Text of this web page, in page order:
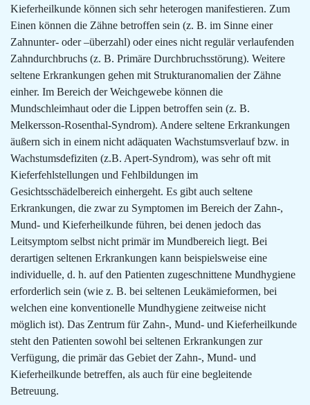
Kieferheilkunde können sich sehr heterogen manifestieren. Zum
Einen können die Zähne betroffen sein (z. B. im Sinne einer
Zahnunter- oder –überzahl) oder eines nicht regulär verlaufenden
Zahndurchbruchs (z. B. Primäre Durchbruchsstörung). Weitere
seltene Erkrankungen gehen mit Strukturanomalien der Zähne
einher. Im Bereich der Weichgewebe können die
Mundschleimhaut oder die Lippen betroffen sein (z. B.
Melkersson-Rosenthal-Syndrom). Andere seltene Erkrankungen
äußern sich in einem nicht adäquaten Wachstumsverlauf bzw. in
Wachstumsdefiziten (z.B. Apert-Syndrom), was sehr oft mit
Kieferfehlstellungen und Fehlbildungen im
Gesichtsschädelbereich einhergeht. Es gibt auch seltene
Erkrankungen, die zwar zu Symptomen im Bereich der Zahn-,
Mund- und Kieferheilkunde führen, bei denen jedoch das
Leitsymptom selbst nicht primär im Mundbereich liegt. Bei
derartigen seltenen Erkrankungen kann beispielsweise eine
individuelle, d. h. auf den Patienten zugeschnittene Mundhygiene
erforderlich sein (wie z. B. bei seltenen Leukämieformen, bei
welchen eine konventionelle Mundhygiene zeitweise nicht
möglich ist). Das Zentrum für Zahn-, Mund- und Kieferheilkunde
steht den Patienten sowohl bei seltenen Erkrankungen zur
Verfügung, die primär das Gebiet der Zahn-, Mund- und
Kieferheilkunde betreffen, als auch für eine begleitende
Betreuung.